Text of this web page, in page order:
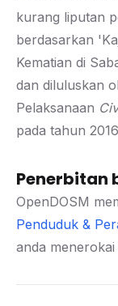
kurang liputan
berdasarkan
Kematian di
dan diluluskan
Pelaksanaan
pada tahun
Penerbitan
OpenDOSM
Penduduk &
anda